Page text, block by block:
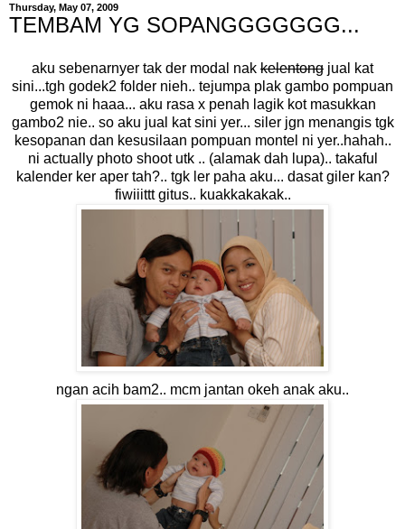
Thursday, May 07, 2009
TEMBAM YG SOPANGGGGGGG...
aku sebenarnyer tak der modal nak kelentong jual kat
sini...tgh godek2 folder nieh.. tejumpa plak gambo pompuan
gemok ni haaa... aku rasa x penah lagik kot masukkan
gambo2 nie.. so aku jual kat sini yer... siler jgn menangis tgk
kesopanan dan kesusilaan pompuan montel ni yer..hahah..
ni actually photo shoot utk .. (alamak dah lupa).. takaful
kalender ker aper tah?.. tgk ler paha aku... dasat giler kan?
fiwiiittt gitus.. kuakkakakak..
ngan acih bam2.. mcm jantan okeh anak aku..